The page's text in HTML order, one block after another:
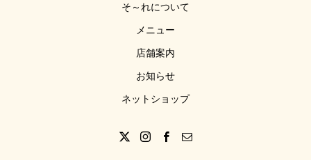
そ～れについて
メニュー
店舗案内
お知らせ
ネットショップ